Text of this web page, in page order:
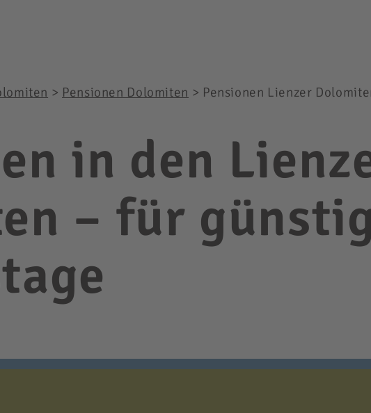
> Pensionen Dolomiten > Pensionen Lienzer
in den
– für